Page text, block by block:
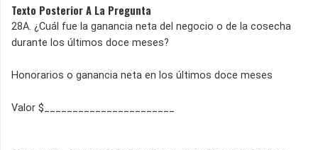
Texto Posterior A La Pregunta
28A. ¿Cuál fue la ganancia neta del negocio o de la cosecha
durante los últimos doce meses?
Honorarios o ganancia neta en los últimos doce meses
Valor $_______________________